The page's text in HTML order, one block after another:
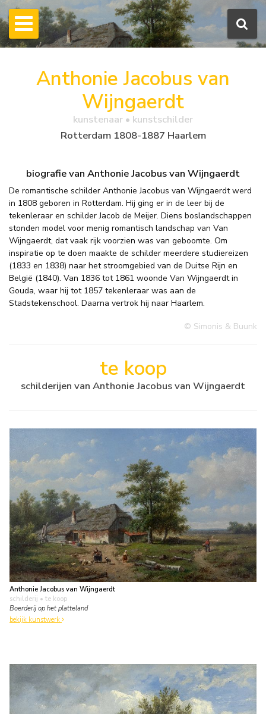
Anthonie Jacobus van
Wijngaerdt
kunstenaar • kunstschilder
Rotterdam 1808-1887 Haarlem
biografie van Anthonie Jacobus van Wijngaerdt
De romantische schilder Anthonie Jacobus van Wijngaerdt werd
in 1808 geboren in Rotterdam. Hij ging er in de leer bij de
tekenleraar en schilder Jacob de Meijer. Diens boslandschappen
stonden model voor menig romantisch landschap van Van
Wijngaerdt, dat vaak rijk voorzien was van geboomte. Om
inspiratie op te doen maakte de schilder meerdere studiereizen
(1833 en 1838) naar het stroomgebied van de Duitse Rijn en
België (1840). Van 1836 tot 1861 woonde Van Wijngaerdt in
Gouda, waar hij tot 1857 tekenleraar was aan de
Stadstekenschool. Daarna vertrok hij naar Haarlem.
© Simonis & Buunk
te koop
schilderijen van Anthonie Jacobus van Wijngaerdt
Anthonie Jacobus van Wijngaerdt
schilderij • te koop
Boerderij op het platteland
bekijk kunstwerk